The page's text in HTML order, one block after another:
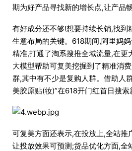
期为好产品寻找新的增长点,让产品
有好成分还不够!想要持续长销,找到
生意布局的关键。618期间,阿里妈
精准,打通了淘系搜推全域流量,在更
大模型帮助可复美挖掘到了精准消
群,其中有不少是复购人群。借助人
美胶原贴(妆)”在618开门红首日搜索
可复美方面还表示,在投放上,全站推
让投放效果可预测;货品优化方面,全